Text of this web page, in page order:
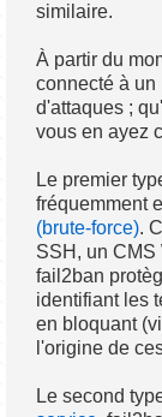
similaire.
À partir du
connecté à
d'attaques ;
vous en ayez
Le premier
fréquemment
(brute-force).
SSH, un CMS
fail2ban
identifiant les
en bloquant
l'origine de
Le second